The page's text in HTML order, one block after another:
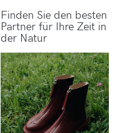
Finden Sie den besten
Partner für Ihre Zeit in
der Natur